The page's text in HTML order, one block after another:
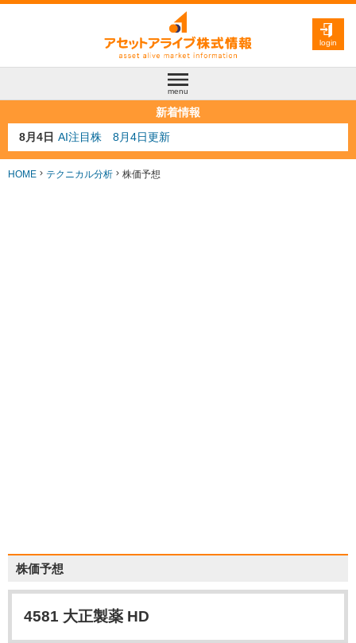
login
menu
新着情報
8月3日 人気業種注目株 8月3日更新
8月2日 金融注目株 8月2日更新
7月29日 日経225シグナル点灯
HOME テクニカル分析 株価予想
株価予想
4581 大正製薬 HD